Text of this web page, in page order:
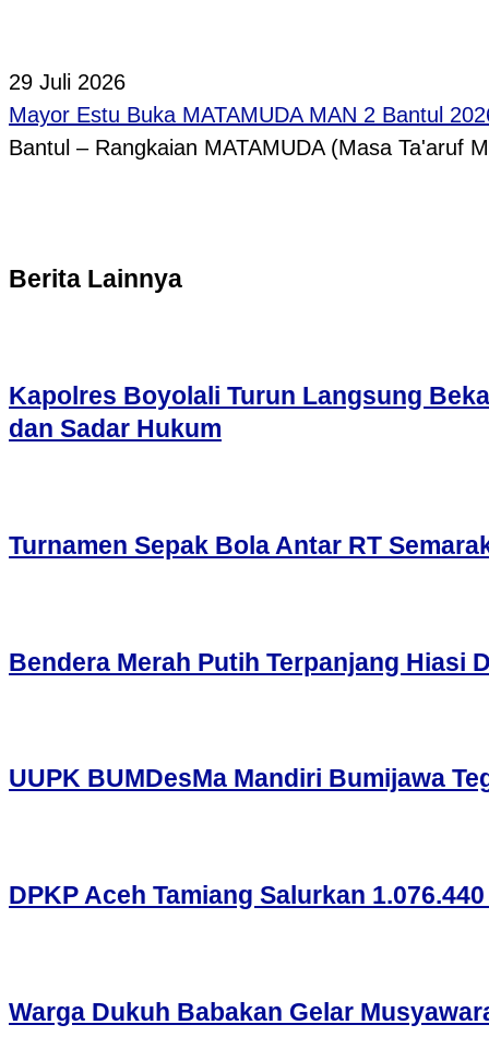
29 Juli 2026
Mayor Estu Buka MATAMUDA MAN 2 Bantul
Bantul – Rangkaian MATAMUDA (Masa Ta'aruf
Berita Lainnya
Kapolres Boyolali Turun Langsung
dan Sadar Hukum
Turnamen Sepak Bola Antar RT
Bendera Merah Putih Terpanjang Hiasi
UUPK BUMDesMa Mandiri Bumijawa
DPKP Aceh Tamiang Salurkan
Warga Dukuh Babakan Gelar